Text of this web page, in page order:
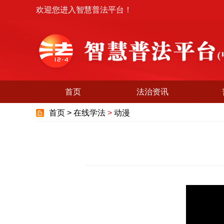
欢迎您进入智慧普法平台！
首页 法治资讯
首页 > 在线学法 > 动漫